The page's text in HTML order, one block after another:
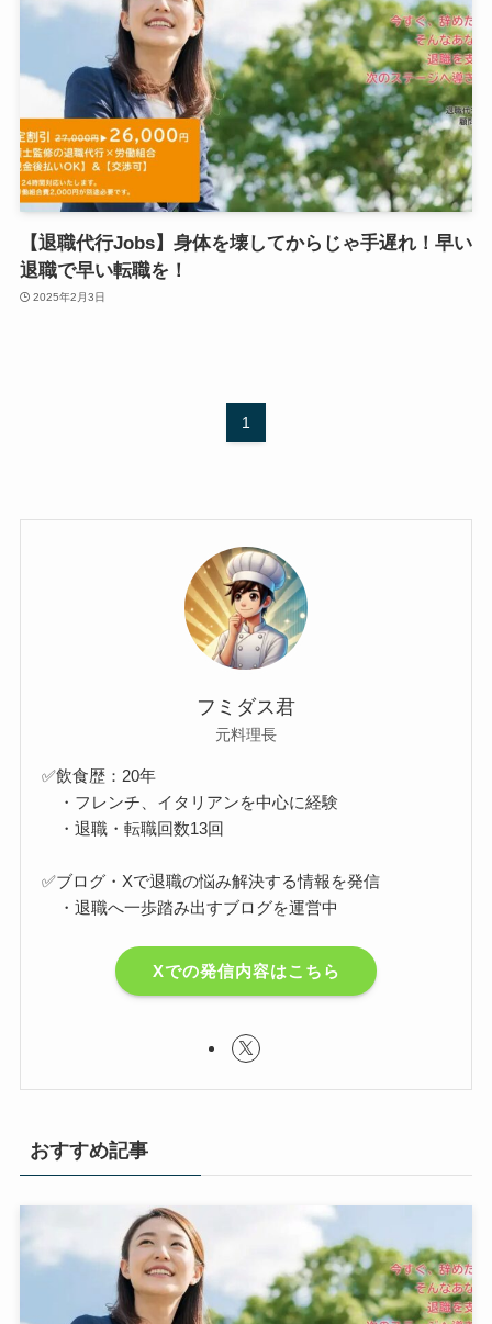
【退職代行Jobs】身体を壊してからじゃ手遅れ！早い
退職で早い転職を！
2025年2月3日
1
フミダス君
元料理長
✅飲食歴：20年
・フレンチ、イタリアンを中心に経験
・退職・転職回数13回
✅ブログ・Xで退職の悩み解決する情報を発信
・退職へ一歩踏み出すブログを運営中
Xでの発信内容はこちら
おすすめ記事